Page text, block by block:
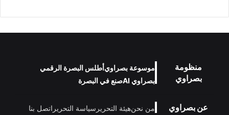
منظومة
بصراوي
موسوعة بصراويأطلس البصرة الرقمي
بصراوي AI
صنع في البصرة
عن بصراوي من نحنهيئة التحرير سياسة التحرير اتصل بنا